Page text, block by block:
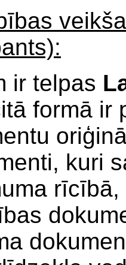
ir telpas
formā ir
kuri